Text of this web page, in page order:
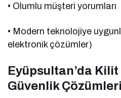
• Olumlu müşteri yorumları
• Modern teknolojiye
elektronik çözümler)
Eyüpsultan’da
Güvenlik Çözümleri